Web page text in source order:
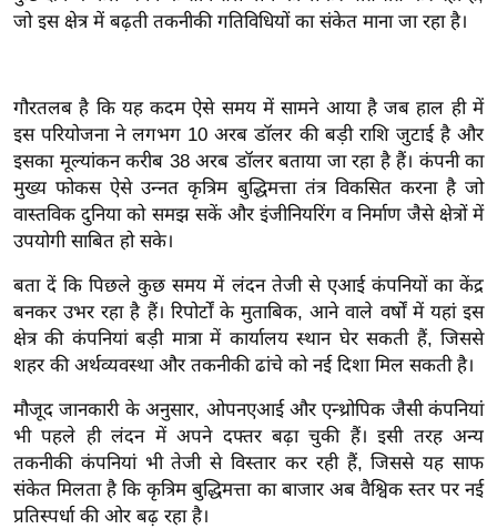
सा
बे
मि
सा
ल
श
ख्सि
य
त
यं
इं
डि
या
सा
जो इस क्षेत्र में बढ़ती तकनीकी गतिविधियों का संकेत माना जा रहा है।
गौरतलब है कि यह कदम ऐसे समय में सामने आया है जब हाल ही में
इस परियोजना ने लगभग 10 अरब डॉलर की बड़ी राशि जुटाई है और
इसका मूल्यांकन करीब 38 अरब डॉलर बताया जा रहा है हैं। कंपनी का
मुख्य फोकस ऐसे उन्नत कृत्रिम बुद्धिमत्ता तंत्र विकसित करना है जो
वास्तविक दुनिया को समझ सकें और इंजीनियरिंग व निर्माण जैसे क्षेत्रों में
उपयोगी साबित हो सके।
बता दें कि पिछले कुछ समय में लंदन तेजी से एआई कंपनियों का केंद्र
बनकर उभर रहा है हैं। रिपोर्टों के मुताबिक, आने वाले वर्षों में यहां इस
क्षेत्र की कंपनियां बड़ी मात्रा में कार्यालय स्थान घेर सकती हैं, जिससे
शहर की अर्थव्यवस्था और तकनीकी ढांचे को नई दिशा मिल सकती है।
मौजूद जानकारी के अनुसार, ओपनएआई और एन्थ्रोपिक जैसी कंपनियां
भी पहले ही लंदन में अपने दफ्तर बढ़ा चुकी हैं। इसी तरह अन्य
तकनीकी कंपनियां भी तेजी से विस्तार कर रही हैं, जिससे यह साफ
संकेत मिलता है कि कृत्रिम बुद्धिमत्ता का बाजार अब वैश्विक स्तर पर नई
प्रतिस्पर्धा की ओर बढ़ रहा है।